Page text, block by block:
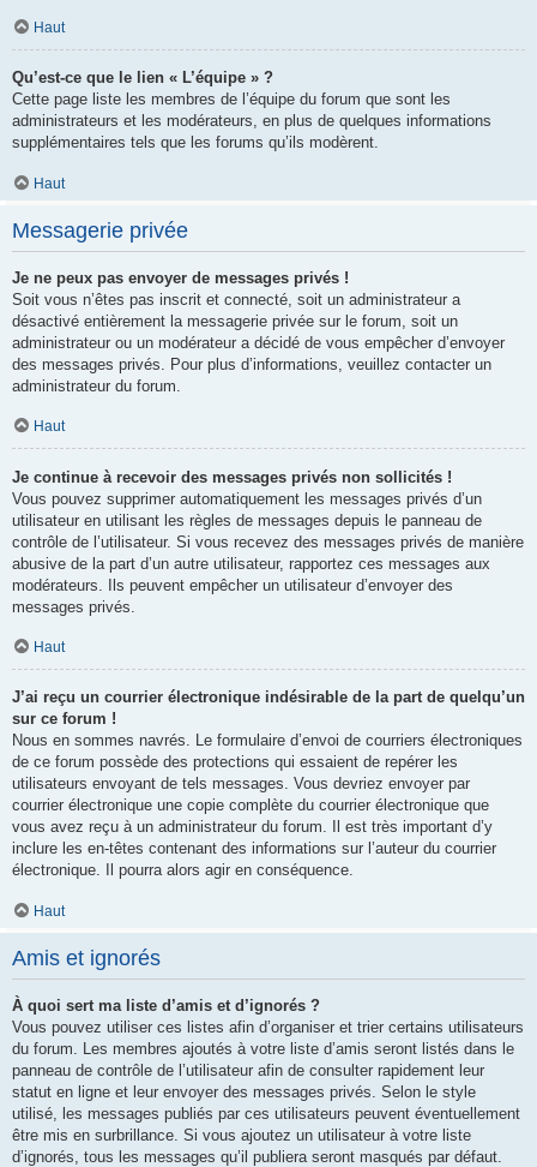
Haut
Qu’est-ce que le lien « L’équipe » ?
Cette page liste les membres de l’équipe du forum que sont les
administrateurs et les modérateurs, en plus de quelques informations
supplémentaires tels que les forums qu’ils modèrent.
Haut
Messagerie privée
Je ne peux pas envoyer de messages privés !
Soit vous n’êtes pas inscrit et connecté, soit un administrateur a
désactivé entièrement la messagerie privée sur le forum, soit un
administrateur ou un modérateur a décidé de vous empêcher d’envoyer
des messages privés. Pour plus d’informations, veuillez contacter un
administrateur du forum.
Haut
Je continue à recevoir des messages privés non sollicités !
Vous pouvez supprimer automatiquement les messages privés d’un
utilisateur en utilisant les règles de messages depuis le panneau de
contrôle de l’utilisateur. Si vous recevez des messages privés de manière
abusive de la part d’un autre utilisateur, rapportez ces messages aux
modérateurs. Ils peuvent empêcher un utilisateur d’envoyer des
messages privés.
Haut
J’ai reçu un courrier électronique indésirable de la part de quelqu’un
sur ce forum !
Nous en sommes navrés. Le formulaire d’envoi de courriers électroniques
de ce forum possède des protections qui essaient de repérer les
utilisateurs envoyant de tels messages. Vous devriez envoyer par
courrier électronique une copie complète du courrier électronique que
vous avez reçu à un administrateur du forum. Il est très important d’y
inclure les en-têtes contenant des informations sur l’auteur du courrier
électronique. Il pourra alors agir en conséquence.
Haut
Amis et ignorés
À quoi sert ma liste d’amis et d’ignorés ?
Vous pouvez utiliser ces listes afin d’organiser et trier certains utilisateurs
du forum. Les membres ajoutés à votre liste d’amis seront listés dans le
panneau de contrôle de l’utilisateur afin de consulter rapidement leur
statut en ligne et leur envoyer des messages privés. Selon le style
utilisé, les messages publiés par ces utilisateurs peuvent éventuellement
être mis en surbrillance. Si vous ajoutez un utilisateur à votre liste
d’ignorés, tous les messages qu’il publiera seront masqués par défaut.